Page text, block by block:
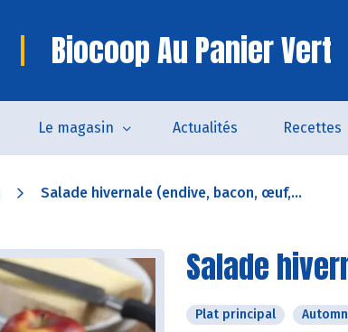
Biocoop Au Panier Vert
Le magasin Actualités Recettes
Salade hivernale (endive, bacon, œuf,...
Salade
Plat principal